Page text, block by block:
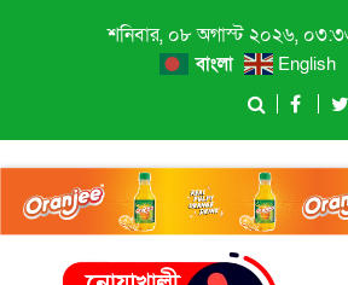
শনিবার, ০৮ অগাস্ট ২০২৬,
বাংলা English